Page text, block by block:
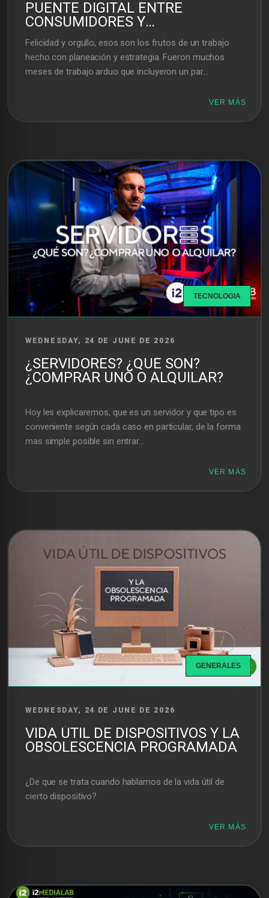
PUENTE DIGITAL ENTRE
CONSUMIDORES Y
RESTAURANTES
Felicidad y orgullo, esos son los frutos de un trabajo
hecho con planeación y estrategia. Fueron muchos
meses de trabajo arduo que incluyeron un par...
VER MÁS
TECNOLOGIA
WEDNESDAY, 24 DE JUNE DE 2026
¿SERVIDORES? ¿QUÉ SON?
¿COMPRAR UNO O ALQUILAR?
Hoy les explicaremos, que es un servidor y que tipo es
conveniente según cada caso en particular, de la forma
mas simple posible sin entrar...
VER MÁS
GENERALES
WEDNESDAY, 24 DE JUNE DE 2026
VIDA ÚTIL DE DISPOSITIVOS Y LA
OBSOLESCENCIA PROGRAMADA
¿De que se trata cuando hablamos de la vida útil de
cierto dispositivo?
VER MÁS